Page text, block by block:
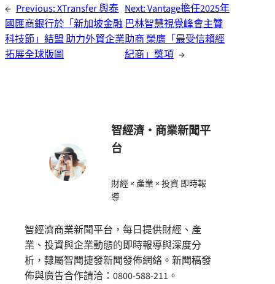
← Previous:XTransfer 與泰
國匯商銀行於「新加坡金融
科技節」結盟 助力外貿企業
拓展全球版圖
Next:Vantage擔任2025年
巴林智慧視覺峰會主贊
助商 榮膺「最受信賴經
紀商」獎項 →
智經濟・商業新聞平
台
財經 × 產業 × 投資 即時報
導
智經濟商業新聞平台，每日提供財經、產
業、投資與企業動態的即時報導與深度分
析，隸屬智聞捷發新聞發佈網絡。新聞稿發
佈與廣告合作請洽：0800-588-211。